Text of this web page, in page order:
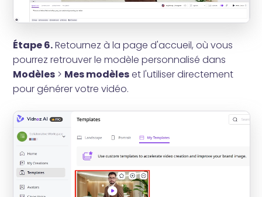
Étape 6.Retournez à la page d'accueil, où vous
pourrez retrouver le modèle personnalisé dans
Modèles > Mes modèleset l'utiliser directement
pour générer votre vidéo.